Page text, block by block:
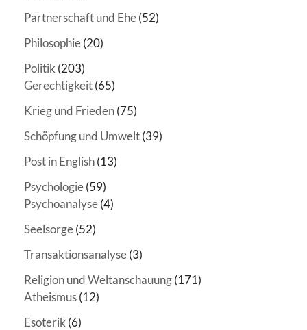
Partnerschaft und Ehe(52)
Philosophie(20)
Politik (203)
Gerechtigkeit(65)
Krieg und Frieden(75)
Schöpfung und Umwelt(39)
Post in English(13)
Psychologie(59)
Psychoanalyse(4)
Seelsorge(52)
Transaktionsanalyse(3)
Religion und Weltanschauung(171)
Atheismus(12)
Esoterik (6)